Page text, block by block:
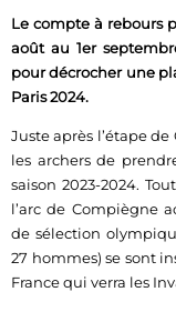
Le compte à rebours
août au 1er
pour décrocher une
Paris 2024.
Juste après l’étape
les archers de
saison 2023-2024.
l’arc de Compiègne
de sélection
27 hommes) se sont
France qui verra les